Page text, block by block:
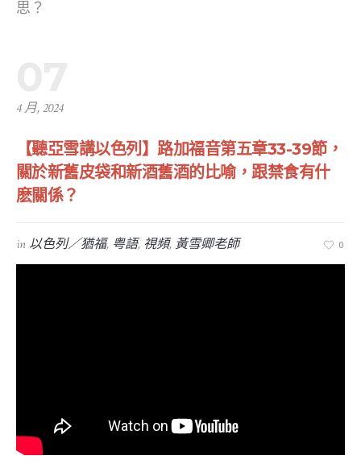
思？
4 月, 2024
【聽亞雪講以色列】路加福音第五章33-39節，
關於新舊皮袋和新酒舊酒的比喻，跟禁食有什
麽關係？
in 以色列／猶福, 粤語, 視頻,黃雪卿老師 0